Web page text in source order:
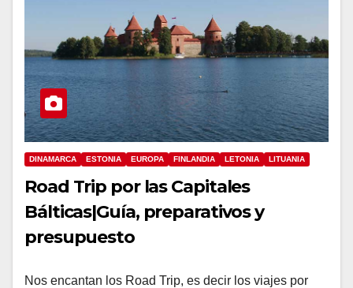
DINAMARCA ESTONIA EUROPA FINLANDIA LETONIA LITUANIA
Road Trip por las Capitales
Bálticas|Guía, preparativos y
presupuesto
Nos encantan los Road Trip, es decir los viajes por